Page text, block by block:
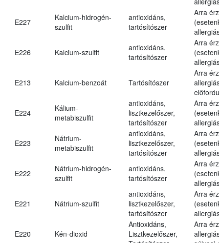
E227
Kalcium-hidrogén-
szulfit
antioxidáns,
tartósítószer
Arra
E226 Kalcium-szulfit
antioxidáns,
tartósítószer
Arra
E213 Kalcium-benzoát Tartósítószer
Arra
E224
Kálium-
metabiszulfit
antioxidáns,
lisztkezelőszer,
tartósítószer
Arra
E223
Nátrium-
metabiszulfit
antioxidáns,
lisztkezelőszer,
tartósítószer
Arra
E222
Nátrium-hidrogén-
szulfit
antioxidáns,
tartósítószer
Arra
E221 Nátrium-szulfit
antioxidáns,
lisztkezelőszer,
tartósítószer
Arra
E220 Kén-dioxid
Antioxidáns,
Lisztkezelőszer,
Arra